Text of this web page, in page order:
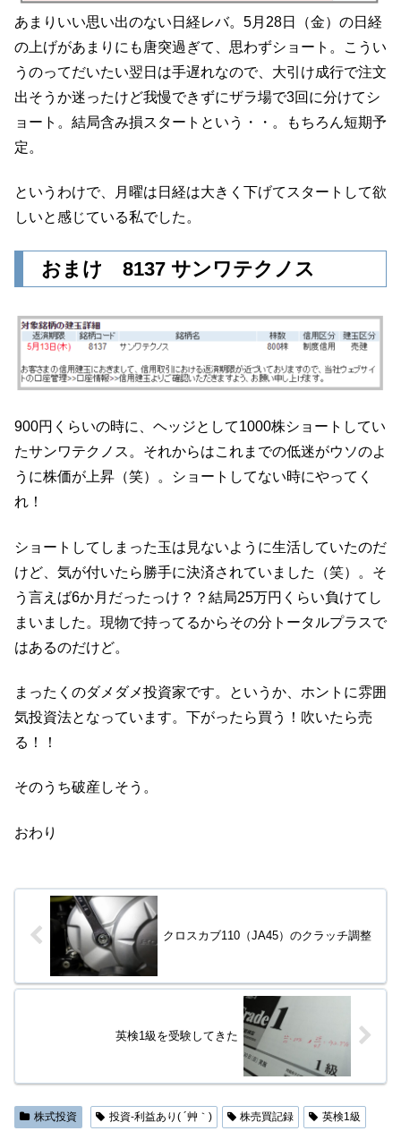
あまりいい思い出のない日経レバ。5月28日（金）の日経
の上げがあまりにも唐突過ぎて、思わずショート。こうい
うのってだいたい翌日は手遅れなので、大引け成行で注文
出そうか迷ったけど我慢できずにザラ場で3回に分けてシ
ョート。結局含み損スタートという・・。もちろん短期予
定。
というわけで、月曜は日経は大きく下げてスタートして欲
しいと感じている私でした。
おまけ 8137 サンワテクノス
900円くらいの時に、ヘッジとして1000株ショートしてい
たサンワテクノス。それからはこれまでの低迷がウソのよ
うに株価が上昇（笑）。ショートしてない時にやってく
れ！
ショートしてしまった玉は見ないように生活していたのだ
けど、気が付いたら勝手に決済されていました（笑）。そ
う言えば6か月だったっけ？？結局25万円くらい負けてし
まいました。現物で持ってるからその分トータルプラスで
はあるのだけど。
まったくのダメダメ投資家です。というか、ホントに雰囲
気投資法となっています。下がったら買う！吹いたら売
る！！
そのうち破産しそう。
おわり
クロスカブ110（JA45）のクラッチ調整
英検1級を受験してきた
株式投資 投資-利益あり( ´艸｀) 株売買記録 英検1級